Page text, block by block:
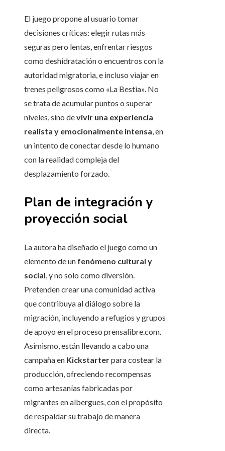
El juego propone al usuario tomar
decisiones críticas: elegir rutas más
seguras pero lentas, enfrentar riesgos
como deshidratación o encuentros con la
autoridad migratoria, e incluso viajar en
trenes peligrosos como «La Bestia». No
se trata de acumular puntos o superar
niveles, sino devivir una experiencia
realista y emocionalmente intensa, en
un intento de conectar desde lo humano
con la realidad compleja del
desplazamiento forzado.
Plan de integración y
proyección social
La autora ha diseñado el juego como un
elemento de un fenómeno cultural y
social, y no solo como diversión.
Pretenden crear una comunidad activa
que contribuya al diálogo sobre la
migración, incluyendo a refugios y grupos
de apoyo en el proceso prensalibre.com.
Asimismo, están llevando a cabo una
campaña en Kickstarterpara costear la
producción, ofreciendo recompensas
como artesanías fabricadas por
migrantes en albergues, con el propósito
de respaldar su trabajo de manera
directa.